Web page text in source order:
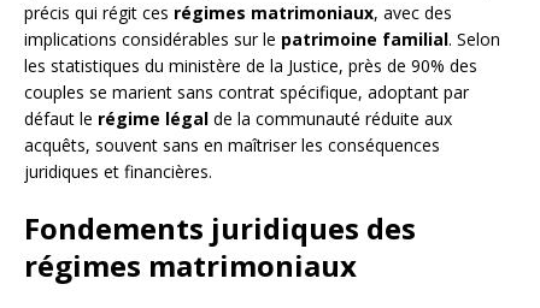
précis qui régit ces régimes matrimoniaux, avec des
implications considérables sur le patrimoine familial. Selon
les statistiques du ministère de la Justice, près de 90% des
couples se marient sans contrat spécifique, adoptant par
défaut le régime légal de la communauté réduite aux
acquêts, souvent sans en maîtriser les conséquences
juridiques et financières.
Fondements juridiques des
régimes matrimoniaux